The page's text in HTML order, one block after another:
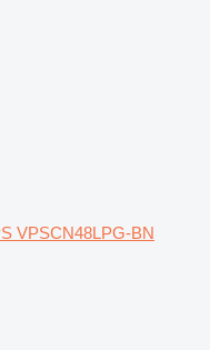
VPSCN48LPG-BN